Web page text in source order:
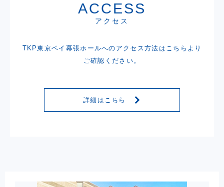
ACCESS
アクセス
TKP東京ベイ幕張ホールへのアクセス方法は こちらより
ご確認ください。
詳細はこちら